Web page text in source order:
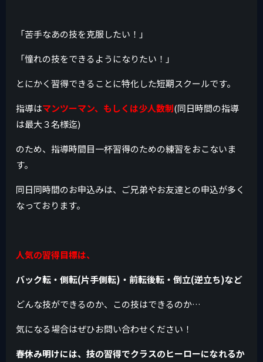
「苦手なあの技を克服したい！」
「憧れの技をできるようになりたい！」
とにかく習得できることに特化した短期スクールです。
指導はマンツーマン、もしくは少人数制(同日時間の指導
は最大３名様迄)
のため、指導時間目一杯習得のための練習をおこないま
す。
同日同時間のお申込みは、ご兄弟やお友達との申込が多く
なっております。
人気の習得目標は、
バック転・側転(片手側転)・前転後転・倒立(逆立ち)など
どんな技ができるのか、この技はできるのか…
気になる場合はぜひお問い合わせください！
春休み明けには、技の習得でクラスのヒーローになれるか